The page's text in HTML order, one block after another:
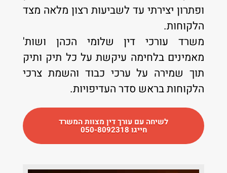
ופתרון יצירתי עד לשביעות רצון מלאה מצד
הלקוחות.
משרד עורכי דין שלומי הכהן ושות'
מאמינים בלחימה עיקשת על כל תיק ותיק
תוך שמירה על ערכי כבוד והשמת צרכי
הלקוחות בראש סדר העדיפויות.
לשיחה עם עורך דין מצוות המשרד
חייגו 050-8092318